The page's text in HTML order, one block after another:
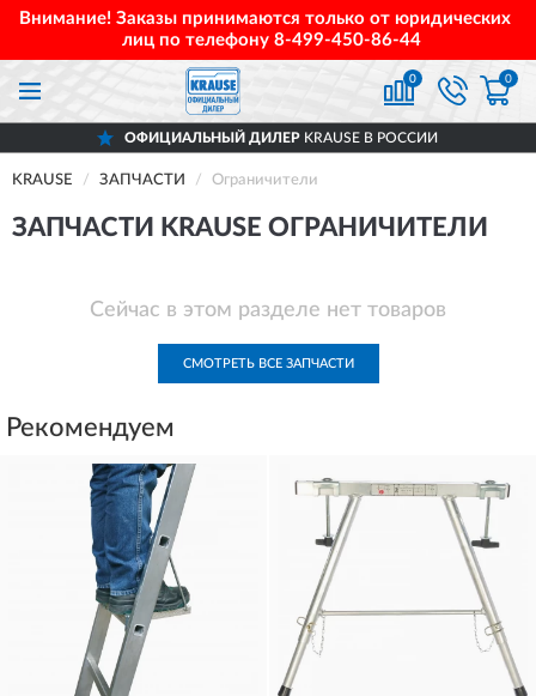
Внимание! Заказы принимаются только от юридических
лиц по телефону 8-499-450-86-44
0 0
ОФИЦИАЛЬНЫЙ ДИЛЕРKRAUSE В РОССИИ
KRAUSE ЗАПЧАСТИ Ограничители
ЗАПЧАСТИ KRAUSE ОГРАНИЧИТЕЛИ
Сейчас в этом разделе нет товаров
СМОТРЕТЬ ВСЕ ЗАПЧАСТИ
Рекомендуем